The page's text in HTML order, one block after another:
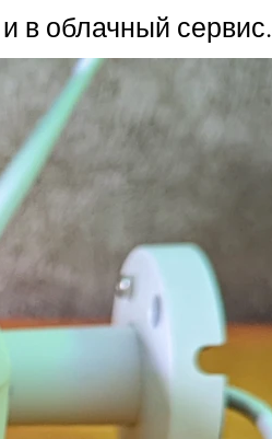
в облачный сервис.